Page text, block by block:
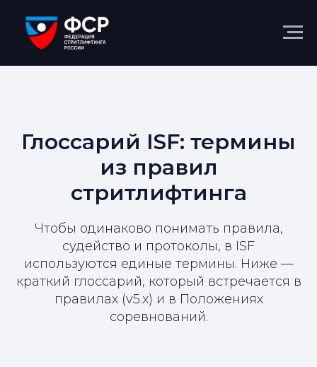
Глоссарий ISF: термины
из правил
стритлифтинга
Чтобы одинаково понимать правила,
судейство и протоколы, в ISF
используются единые термины. Ниже —
краткий глоссарий, который встречается в
правилах (v5.x) и в Положениях
соревнований.